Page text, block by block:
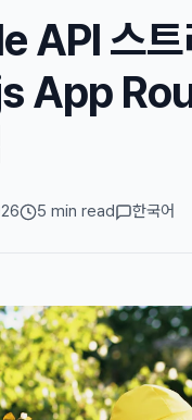
API 스트
App
5 min read 한국어